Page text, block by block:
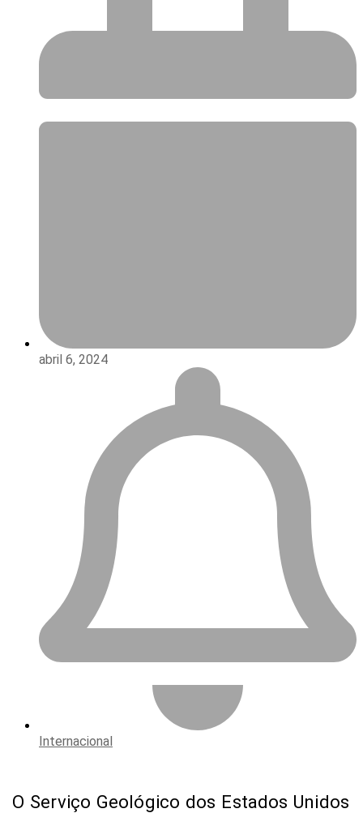
abril 6, 2024
Internacional
O Serviço Geológico dos Estados Unidos